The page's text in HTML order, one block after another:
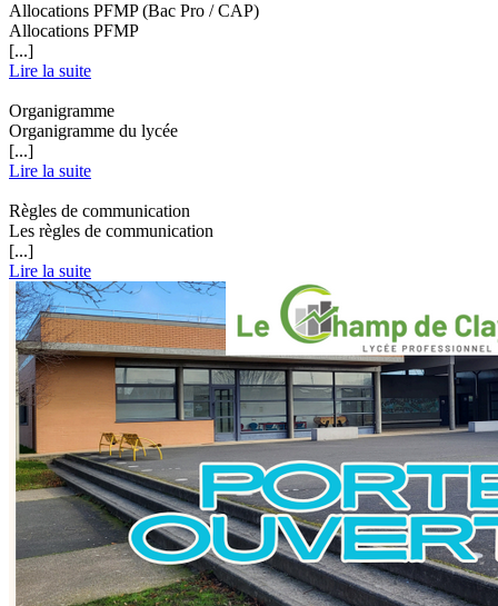
Allocations PFMP (Bac Pro / CAP)
Allocations PFMP
[...]
Lire la suite
Organigramme
Organigramme du lycée
[...]
Lire la suite
Règles de communication
Les règles de communication
[...]
Lire la suite